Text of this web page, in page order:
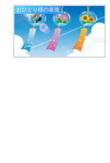
おひとり様の老後